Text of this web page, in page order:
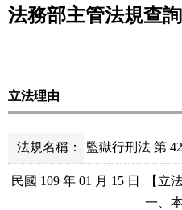
法務部主管法規查
立法理由
法規名稱： 監獄行刑法 第
民國 109 年 01 月 15 日
【立
一、